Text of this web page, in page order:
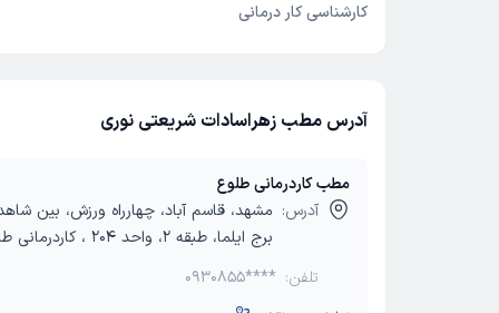
کارشناسی کار درمانی
آدرس مطب زهراسادات شریعتی نوری
مطب کاردرمانی طلوع
آدرس:
برج ایلما، طبقه 2، واحد 204 ، کاردرمانی طلوع
تلفن: 0930855****